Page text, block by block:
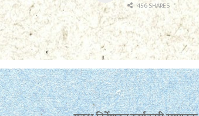
456 SHARES